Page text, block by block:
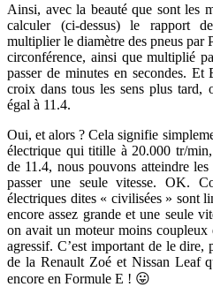
Ainsi, avec la beauté que sont les
calculer (ci-dessus) le rapport
multiplier le diamètre des pneus par
circonférence, ainsi que multiplié
passer de minutes en secondes.
croix dans tous les sens plus tard,
égal à 11.4.
Oui, et alors ? Cela signifie
électrique qui titille à 20.000 tr/
de 11.4, nous pouvons atteindre
passer une seule vitesse. OK.
électriques dites « civilisées » sont
encore assez grande et une seule
on avait un moteur moins coupleux
agressif. C’est important de le dire,
de la Renault Zoé et Nissan Leaf
encore en Formule E ! 😛